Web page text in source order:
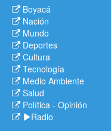
Boyacá
Nación
Mundo
Deportes
Cultura
Tecnología
Medio Ambiente
Salud
Política - Opinión
Radio